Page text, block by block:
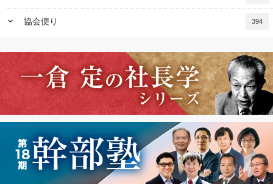
keyboard_arrow_down 協会便り 394